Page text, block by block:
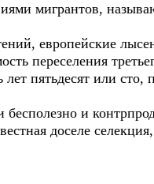
мигрантов,
европейские
переселения
пятьдесят или сто,
и
доселе